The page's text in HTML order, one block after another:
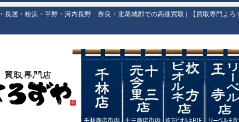
居・粉浜・平野・河内長野 奈良・北葛城郡での高価買取 | 【買取専門よろ